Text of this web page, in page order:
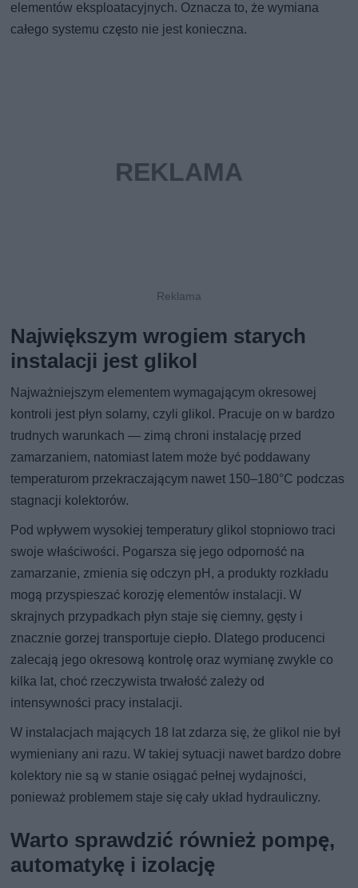
elementów eksploatacyjnych. Oznacza to, że wymiana
całego systemu często nie jest konieczna.
Największym wrogiem starych
instalacji jest glikol
Najważniejszym elementem wymagającym okresowej
kontroli jest płyn solarny, czyli glikol. Pracuje on w bardzo
trudnych warunkach — zimą chroni instalację przed
zamarzaniem, natomiast latem może być poddawany
temperaturom przekraczającym nawet 150–180°C podczas
stagnacji kolektorów.
Pod wpływem wysokiej temperatury glikol stopniowo traci
swoje właściwości. Pogarsza się jego odporność na
zamarzanie, zmienia się odczyn pH, a produkty rozkładu
mogą przyspieszać korozję elementów instalacji. W
skrajnych przypadkach płyn staje się ciemny, gęsty i
znacznie gorzej transportuje ciepło. Dlatego producenci
zalecają jego okresową kontrolę oraz wymianę zwykle co
kilka lat, choć rzeczywista trwałość zależy od
intensywności pracy instalacji.
W instalacjach mających 18 lat zdarza się, że glikol nie był
wymieniany ani razu. W takiej sytuacji nawet bardzo dobre
kolektory nie są w stanie osiągać pełnej wydajności,
ponieważ problemem staje się cały układ hydrauliczny.
Warto sprawdzić również pompę,
automatykę i izolację